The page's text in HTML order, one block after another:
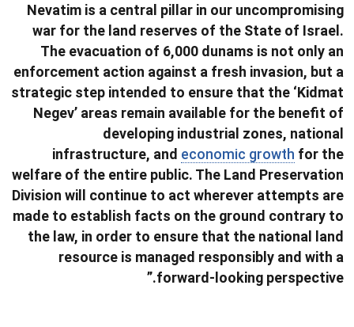
Nevatim is a central pillar in our uncompromising
war for the land reserves of the State of Israel.
The evacuation of 6,000 dunams is not only an
enforcement action against a fresh invasion, but a
strategic step intended to ensure that the ‘Kidmat
Negev’ areas remain available for the benefit of
developing industrial zones, national
infrastructure, and economic growth for the
welfare of the entire public. The Land Preservation
Division will continue to act wherever attempts are
made to establish facts on the ground contrary to
the law, in order to ensure that the national land
resource is managed responsibly and with a
forward-looking perspective.”